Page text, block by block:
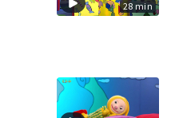
28 min